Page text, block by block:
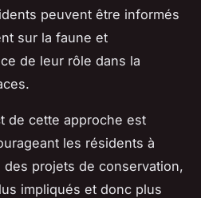
peuvent être informés
sur la faune et
de leur rôle dans la
de cette approche est
les résidents à
des projets de conservation,
impliqués et donc plus